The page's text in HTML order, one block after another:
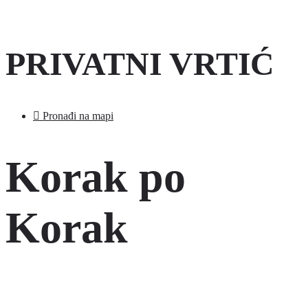
PRIVATNI VRTIĆ
Pronađi na mapi
Korak po
Korak